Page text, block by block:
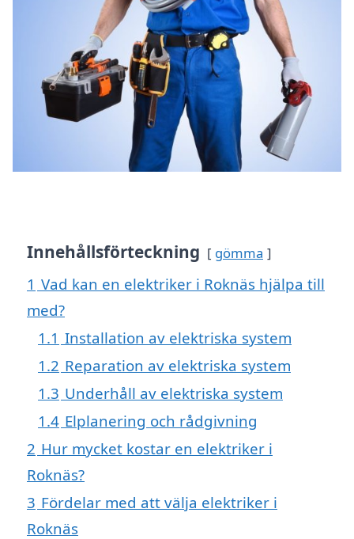
Innehållsförteckning gömma
1 Vad kan en elektriker i Roknäs hjälpa till
med?
1.1 Installation av elektriska system
1.2 Reparation av elektriska system
1.3 Underhåll av elektriska system
1.4 Elplanering och rådgivning
2 Hur mycket kostar en elektriker i
Roknäs?
3 Fördelar med att välja elektriker i
Roknäs